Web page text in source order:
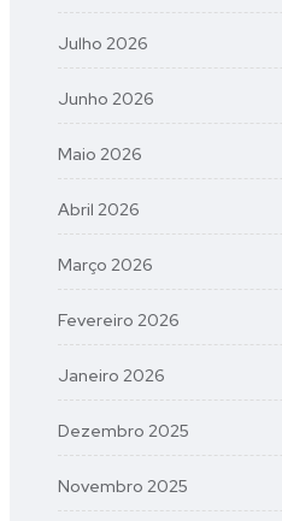
Julho 2026
Junho 2026
Maio 2026
Abril 2026
Março 2026
Fevereiro 2026
Janeiro 2026
Dezembro 2025
Novembro 2025